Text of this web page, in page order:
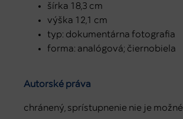
šírka 18,3 cm
výška 12,1 cm
typ: dokumentárna fotografia
forma: analógová; čiernobiela
Autorské práva
chránený, sprístupnenie nie je možné